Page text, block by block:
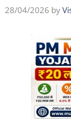
28/04/2026 by